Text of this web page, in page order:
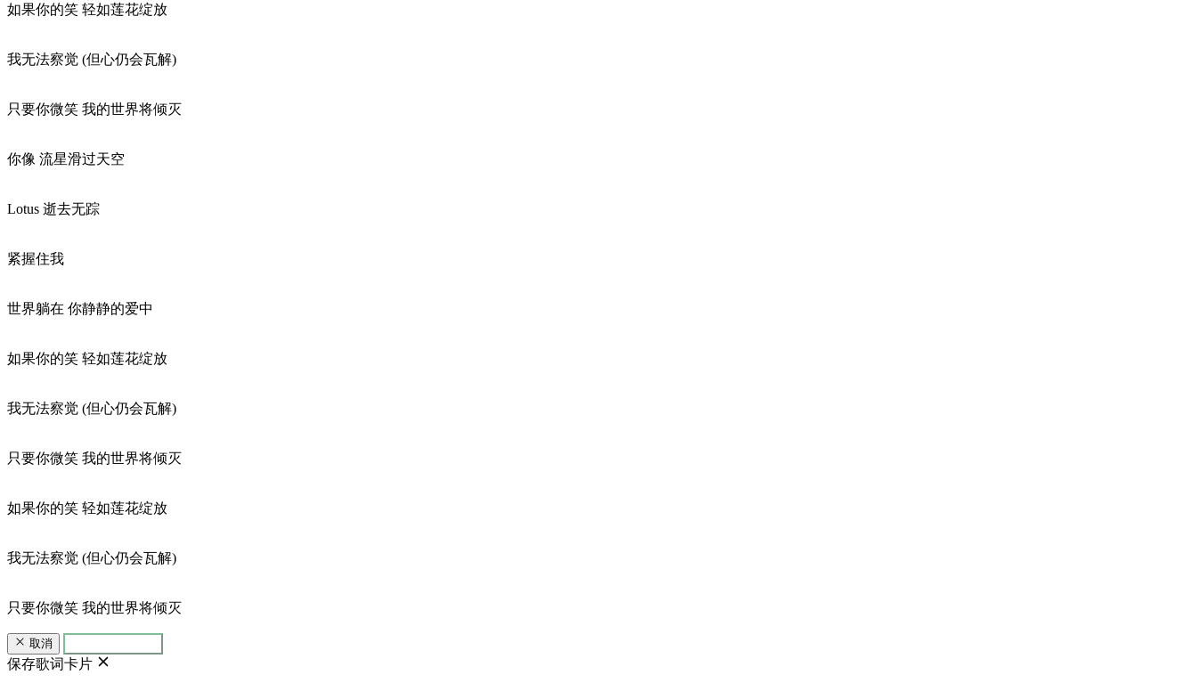
如果你的笑 轻如莲花绽放
我无法察觉 (但心仍会瓦解)
只要你微笑 我的世界将倾灭
你像 流星滑过天空
Lotus 逝去无踪
紧握住我
世界躺在 你静静的爱中
如果你的笑 轻如莲花绽放
我无法察觉 (但心仍会瓦解)
只要你微笑 我的世界将倾灭
如果你的笑 轻如莲花绽放
我无法察觉 (但心仍会瓦解)
只要你微笑 我的世界将倾灭
取消
保存歌词卡片